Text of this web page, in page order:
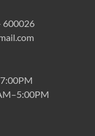
600026